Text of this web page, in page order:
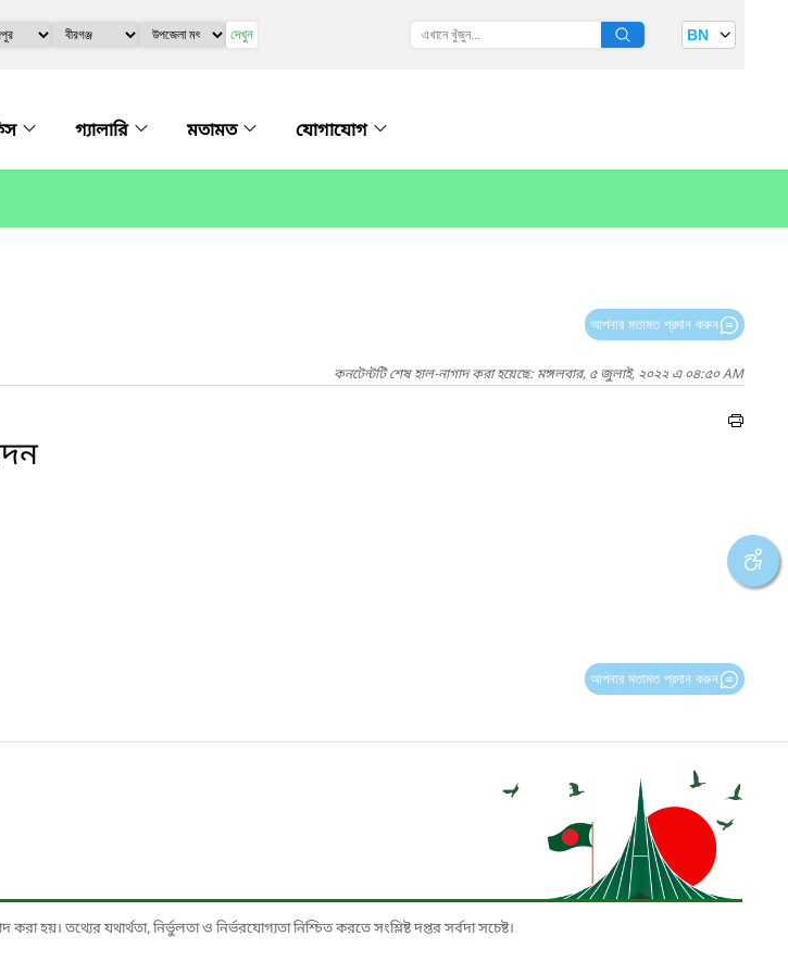
দেখুন BN
গ্যালারি মতামত যোগাযোগ
আপনার মতামত প্রদান করুন
কনটেন্টটি শেষ হাল-নাগাদ করা হয়েছে: মঙ্গলবার, ৫ জুলাই, ২০২২ এ ০৪:৫০ AM
আপনার মতামত প্রদান করুন
হয়। তথ্যের যথার্থতা, নির্ভুলতা ও নির্ভরযোগ্যতা নিশ্চিত করতে সংশ্লিষ্ট দপ্তর সর্বদা সচেষ্ট।